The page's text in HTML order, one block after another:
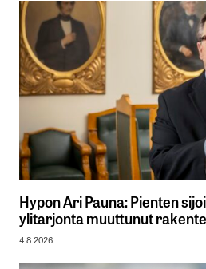
Hypon Ari Pauna: Pienten
ylitarjonta muuttunut
4.8.2026